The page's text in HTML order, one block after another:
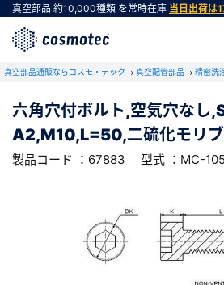
真空部品 約10,000種類 を常時在庫 当日出荷は
真空部品通販ならコスモ・テック 真空配管部品 精密洗
六角穴付ボルト,空気穴なし
A2,M10,L=50,二硫化モリ
製品コード ：67883 型式 ：MC-
RoHS2適合報告書のダ
下記製品のRoHS2適合報告書のダウ
六角穴付ボルト,空気穴なし,SUS
A2,M10,L=50,二硫化モリブデン
型式 ：MC-1050-NC 製品コード ：
会社・学校・研究機関名 必須
会員登録がお済み
会員登録をすれば、便利な機能